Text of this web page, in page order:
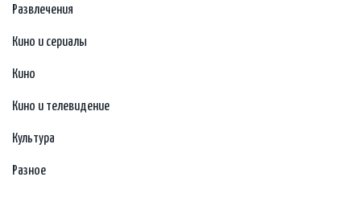
Развлечения
Кино и сериалы
Кино
Кино и телевидение
Культура
Разное